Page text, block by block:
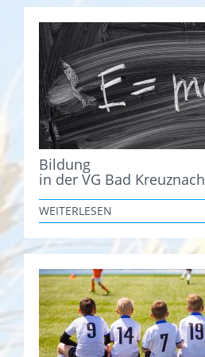
Bildung
in der VG Bad Kreuznach
WEITERLESEN